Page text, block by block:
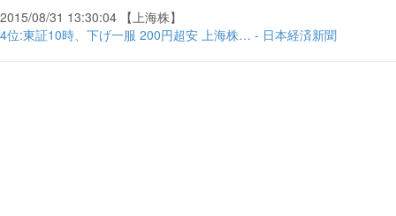
2015/08/31 13:30:04 【上海株】
4位:東証10時、下げ一服 200円超安 上海株… - 日本経済新聞